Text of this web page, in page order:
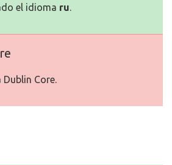
el idioma ru.
Dublin Core.